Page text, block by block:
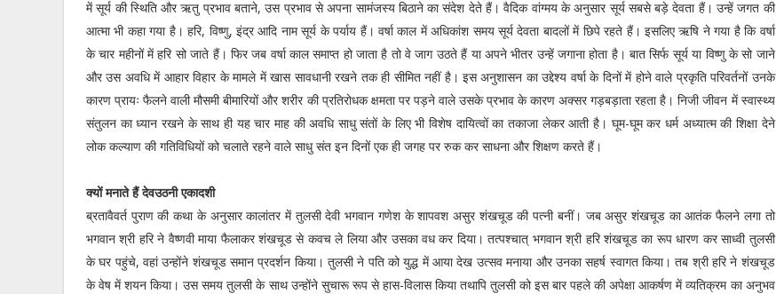
में सूर्य की स्थिति और ऋतु प्रभाव बताने, उस प्रभाव से अपना सामंजस्य बिठाने का संदेश देते हैं। वैदिक वांग्मय के अनुसार सूर्य सबसे बड़े देवता हैं। उन्हें जगत की
आत्मा भी कहा गया है। हरि, विष्णु, इंद्र आदि नाम सूर्य के पर्याय हैं। वर्षा काल में अधिकांश समय सूर्य देवता बादलों में छिपे रहते हैं। इसलिए ऋषि ने गया है कि वर्षा
के चार महीनों में हरि सो जाते हैं। फिर जब वर्षा काल समाप्त हो जाता है तो वे जाग उठते हैं या अपने भीतर उन्हें जगाना होता है। बात सिर्फ सूर्य या विष्णु के सो जाने
और उस अवधि में आहार विहार के मामले में खास सावधानी रखने तक ही सीमित नहीं है। इस अनुशासन का उद्देश्य वर्षा के दिनों में होने वाले प्रकृति परिवर्तनों उनके
कारण प्रायः फैलने वाली मौसमी बीमारियों और शरीर की प्रतिरोधक क्षमता पर पड़ने वाले उसके प्रभाव के कारण अक्सर गड़बड़ाता रहता है। निजी जीवन में स्वास्थ्य
संतुलन का ध्यान रखने के साथ ही यह चार माह की अवधि साधु संतों के लिए भी विशेष दायित्वों का तकाजा लेकर आती है। घूम-घूम कर धर्म अध्यात्म की शिक्षा देने
लोक कल्याण की गतिविधियों को चलाते रहने वाले साधु संत इन दिनों एक ही जगह पर रुक कर साधना और शिक्षण करते हैं।
क्यों मनाते हैं देवउठनी एकादशी
ब्रतावैवर्त पुराण की कथा के अनुसार कालांतर में तुलसी देवी भगवान गणेश के शापवश असुर शंखचूड की पत्नी बनीं। जब असुर शंखचूड का आतंक फैलने लगा तो
भगवान श्री हरि ने वैष्णवी माया फैलाकर शंखचूड से कवच ले लिया और उसका वध कर दिया। तत्पश्चात् भगवान श्री हरि शंखचूड का रूप धारण कर साध्वी तुलसी
के घर पहुंचे, वहां उन्होंने शंखचूड समान प्रदर्शन किया। तुलसी ने पति को युद्ध में आया देख उत्सव मनाया और उनका सहर्ष स्वागत किया। तब श्री हरि ने शंखचूड
के वेष में शयन किया। उस समय तुलसी के साथ उन्होंने सुचारू रूप से हास-विलास किया तथापि तुलसी को इस बार पहले की अपेक्षा आकर्षण में व्यतिक्रम का अनुभव